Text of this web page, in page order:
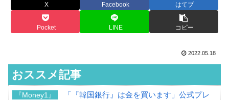
X Facebook はてブ
Pocket LINE コピー
2022.05.18
おススメ記事
『Money1』
「『韓国銀行』は金を買います」公式プレ